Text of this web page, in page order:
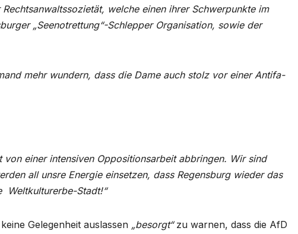
welche einen ihrer Schwerpunkte im
„Seenotrettung“-Schlepper Organisation, sowie der
mehr wundern, dass die Dame auch stolz vor einer Antifa-
einer intensiven Oppositionsarbeit abbringen. Wir sind
all unsre Energie einsetzen, dass Regensburg wieder das
Weltkulturerbe-Stadt!“
Gelegenheit auslassen „besorgt“zu warnen, dass die AfD